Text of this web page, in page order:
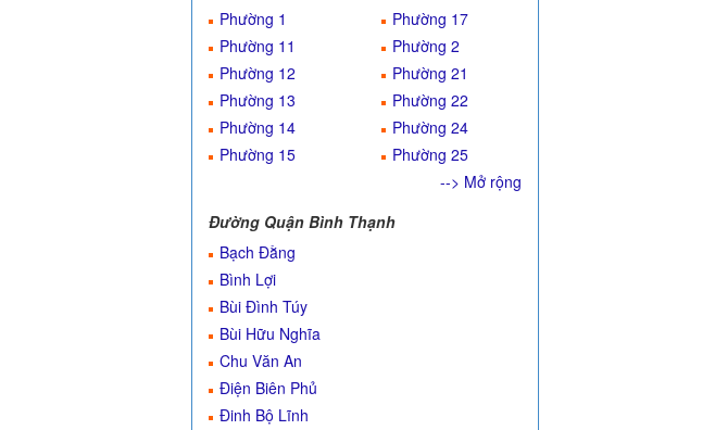
Phường 1
Phường 11
Phường 12
Phường 13
Phường 14
Phường 15
Phường 17
Phường 2
Phường 21
Phường 22
Phường 24
Phường 25
--> Mở rộng
Đường Quận Bình Thạnh
Bạch Đằng
Bình Lợi
Bùi Đình Túy
Bùi Hữu Nghĩa
Chu Văn An
Điện Biên Phủ
Đinh Bộ Lĩnh